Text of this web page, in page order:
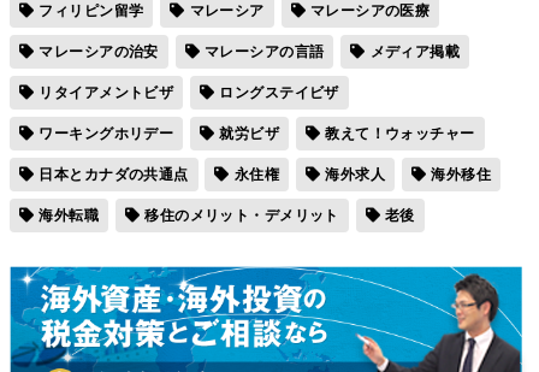
フィリピン留学
マレーシア
マレーシアの医療
マレーシアの治安
マレーシアの言語
メディア掲載
リタイアメントビザ
ロングステイビザ
ワーキングホリデー
就労ビザ
教えて！ウォッチャー
日本とカナダの共通点
永住権 海外求人
海外移住
海外転職
移住のメリット・デメリット 老後